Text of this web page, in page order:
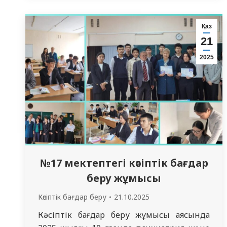
беру мектебіне” барды. Кездесуге 10
және 11 сынып оқушылары қатысты.
Кездесу барысында олар…
Қаз
21
2025
№17 мектептегі кәсіптік бағдар
беру жұмысы
Кәсіптік бағдар беру 21.10.2025
Кәсіптік бағдар беру жұмысы аясында